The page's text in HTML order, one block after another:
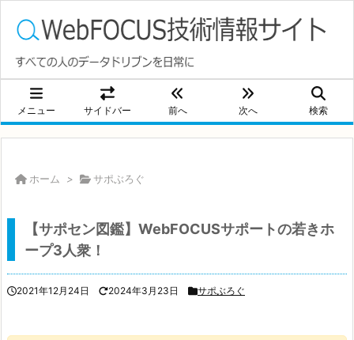
メニュー サイドバー 前へ 次へ 検索
ホーム > サポぶろぐ
【サポセン図鑑】WebFOCUSサポートの若きホ
ープ3人衆！
2021年12月24日 2024年3月23日 サポぶろぐ